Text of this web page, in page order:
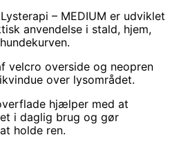
– MEDIUM er udviklet
anvendelse i stald, hjem,
velcro overside og neopren
over lysområdet.
hjælper med at
i daglig brug og gør
holde ren.